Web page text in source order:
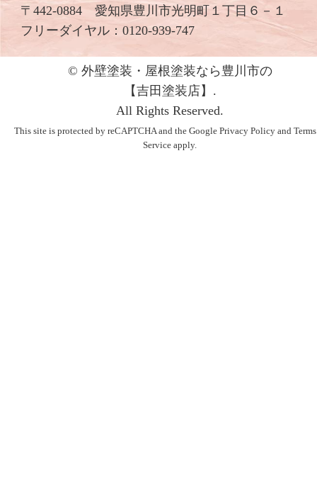
〒442-0884 愛知県豊川市光明町１丁目６－１
フリーダイヤル： 0120-939-747
© 外壁塗装・屋根塗装なら豊川市の
【吉⽥塗装店】.
All Rights Reserved.
This site is protected by reCAPTCHA and the Google Privacy Policyand
Service apply.